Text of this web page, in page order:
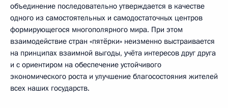
объединение последовательно утверждается в качестве
одного из самостоятельных и самодостаточных центров
формирующегося многополярного мира. При этом
взаимодействие стран «пятёрки» неизменно выстраивается
на принципах взаимной выгоды, учёта интересов друг друга
и с ориентиром на обеспечение устойчивого
экономического роста и улучшение благосостояния жителей
всех наших государств.